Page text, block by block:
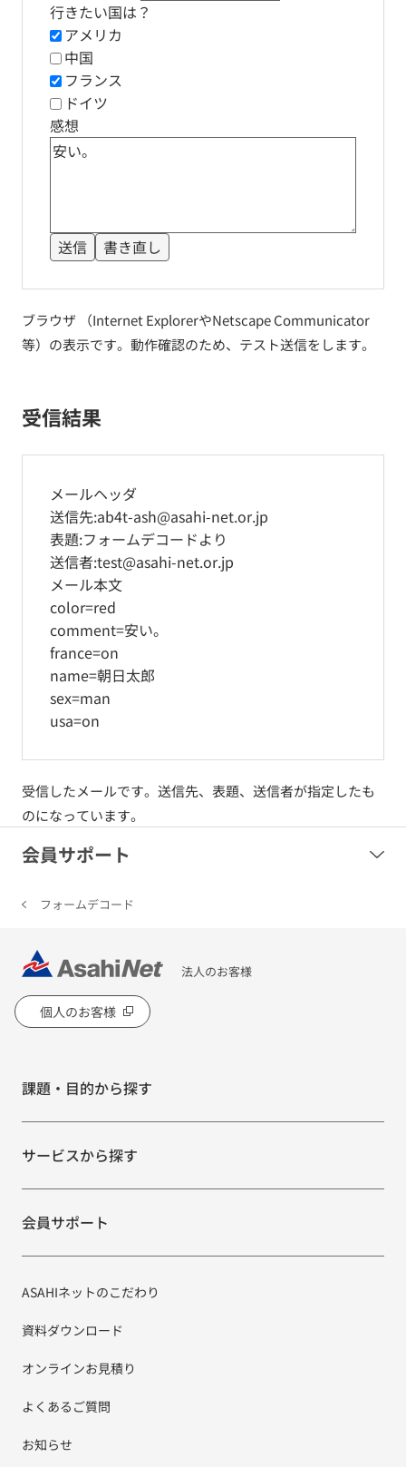
会員サポート
行きたい国は？
アメリカ
中国
フランス
ドイツ
感想
ブラウザ （Internet ExplorerやNetscape Communicator
等）の表示です。動作確認のため、テスト送信をします。
受信結果
メールヘッダ
送信先:ab4t-ash@asahi-net.or.jp
表題:フォームデコードより
送信者:test@asahi-net.or.jp
メール本文
color=red
comment=安い。
france=on
name=朝日太郎
sex=man
usa=on
受信したメールです。送信先、表題、送信者が指定したも
のになっています。
フォームデコード
法人のお客様
個人のお客様
課題・目的から探す
サービスから探す
会員サポート
ASAHIネットのこだわり
資料ダウンロード
オンラインお見積り
よくあるご質問
お知らせ